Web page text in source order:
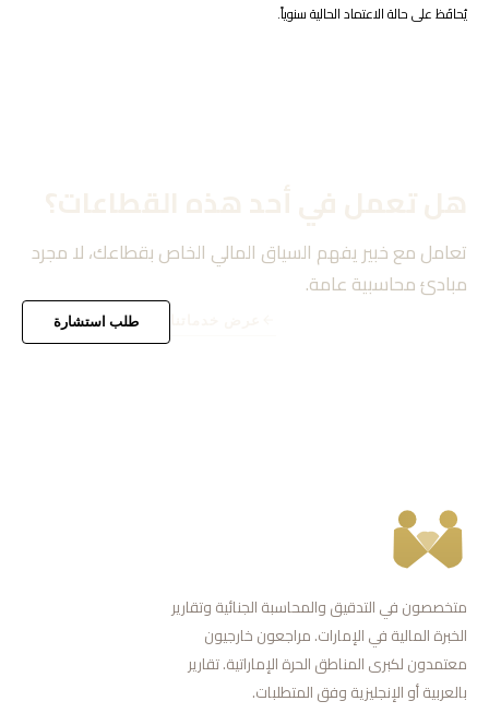
يُحافَظ على حالة الاعتماد الحالية سنوياً.
تعامل مع خبير يفهم السياق المالي الخاص بقطاعك، لا مجرد
مبادئ محاسبية عامة.
طلب استشارة
متخصصون في التدقيق والمحاسبة الجنائية وتقارير
الخبرة المالية في الإمارات. مراجعون خارجيون
معتمدون لكبرى المناطق الحرة الإماراتية. تقارير
بالعربية أو الإنجليزية وفق المتطلبات.